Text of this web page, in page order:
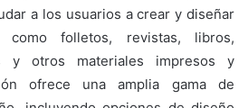
a los usuarios a crear y diseñar
como folletos, revistas, libros,
y otros materiales impresos y
ofrece una amplia gama de